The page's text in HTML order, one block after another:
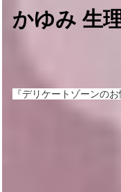
かゆみ 生理
『デリケートゾーンの